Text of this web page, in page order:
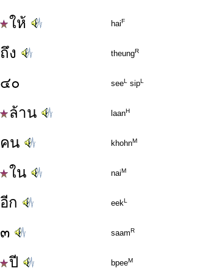
ให้ haiF
ถึง theungR
๔๐ seeL sipL
ล้าน laanH
คน khohnM
ใน naiM
อีก eekL
๓ saamR
ปี bpeeM